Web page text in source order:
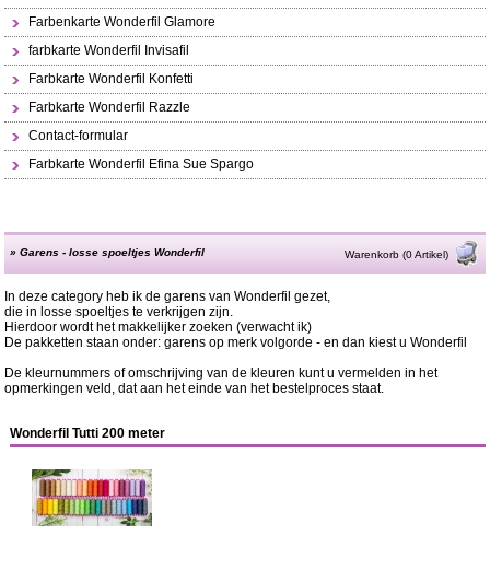
Farbenkarte Wonderfil Glamore
farbkarte Wonderfil Invisafil
Farbkarte Wonderfil Konfetti
Farbkarte Wonderfil Razzle
Contact-formular
Farbkarte Wonderfil Efina Sue Spargo
»Garens - losse spoeltjes Wonderfil Warenkorb (0 Artikel)
In deze category heb ik de garens van Wonderfil gezet,
die in losse spoeltjes te verkrijgen zijn.
Hierdoor wordt het makkelijker zoeken (verwacht ik)
De pakketten staan onder: garens op merk volgorde - en dan kiest u Wonderfil
De kleurnummers of omschrijving van de kleuren kunt u vermelden in het
opmerkingen veld, dat aan het einde van het bestelproces staat.
Wonderfil Tutti 200 meter